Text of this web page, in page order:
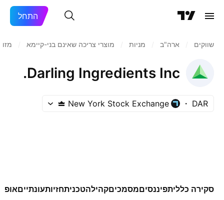
התחל
שווקים ארה"ב‏ מניות‏ מוצרי צריכה שאינם בני-קיימא
Darling Ingredients Inc.
DAR
New York Stock Exchange
סקירה כלליתפיננסיםמסמכיםקהילהטכניתחזיותעונתיים